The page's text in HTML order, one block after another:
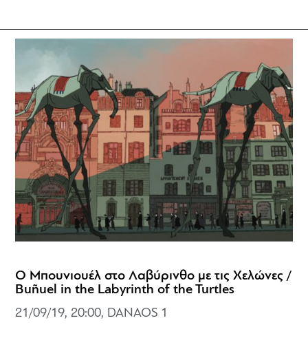
Ο Μπουνιουέλ στο Λαβύρινθο με τις Χελώνες /
Buñuel in the Labyrinth of the Turtles
21/09/19, 20:00, DANAOS 1